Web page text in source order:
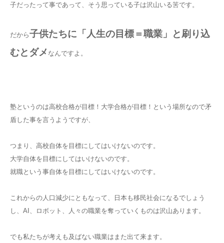
子だったって事であって、そう思っている子は沢山いる筈です。
だから子供たちに「人生の目標＝職業」と刷り込
むとダメ なんですよ。
塾というのは高校合格が目標！大学合格が目標！という場所なので矛
盾した事を言うようですが、
つまり、高校自体を目標にしてはいけないのです。
大学自体を目標にしてはいけないのです。
就職という事自体を目標にしてはいけないのです。
これからの人口減少にともなって、日本も移民社会になるでしょう
し、AI、ロボット、人々の職業を奪っていくものは沢山あります。
でも私たちが考えも及ばない職業はまた出て来ます。